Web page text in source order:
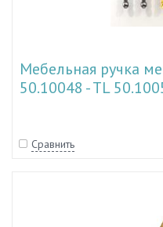
Мебельная ручка
50.10048 - TL
Сравнить